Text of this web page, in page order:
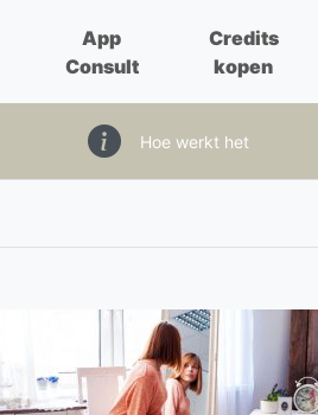
App
Consult
Credits
kopen
Hoe werkt het